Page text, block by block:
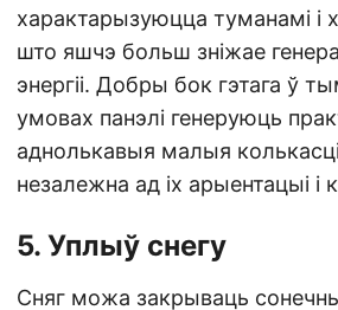
характарызуюцца туманамі і
што яшчэ больш зніжае
энергіі. Добры бок гэтага ў
умовах панэлі генеруюць
аднолькавыя малыя колькасці
незалежна ад іх арыентацыі і
5. Уплыў снегу
Сняг можа закрываць